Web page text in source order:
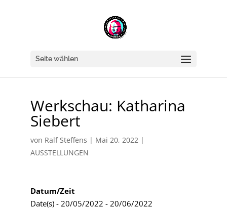
Seite wählen
Werkschau: Katharina
Siebert
von Ralf Steffens | Mai 20, 2022|
AUSSTELLUNGEN
Datum/Zeit
Date(s) - 20/05/2022 - 20/06/2022